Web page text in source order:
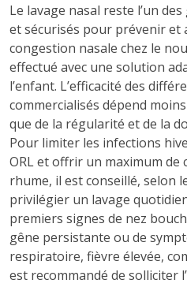
Le lavage nasal reste l’un
et sécurisés pour prévenir et
congestion nasale chez le
effectué avec une solution
l’enfant. L’efficacité des
commercialisés dépend
que de la régularité et de la
Pour limiter les infections
ORL et offrir un maximum de
rhume, il est conseillé, selon
privilégier un lavage
premiers signes de nez
gêne persistante ou de
respiratoire, fièvre élevée,
est recommandé de solliciter